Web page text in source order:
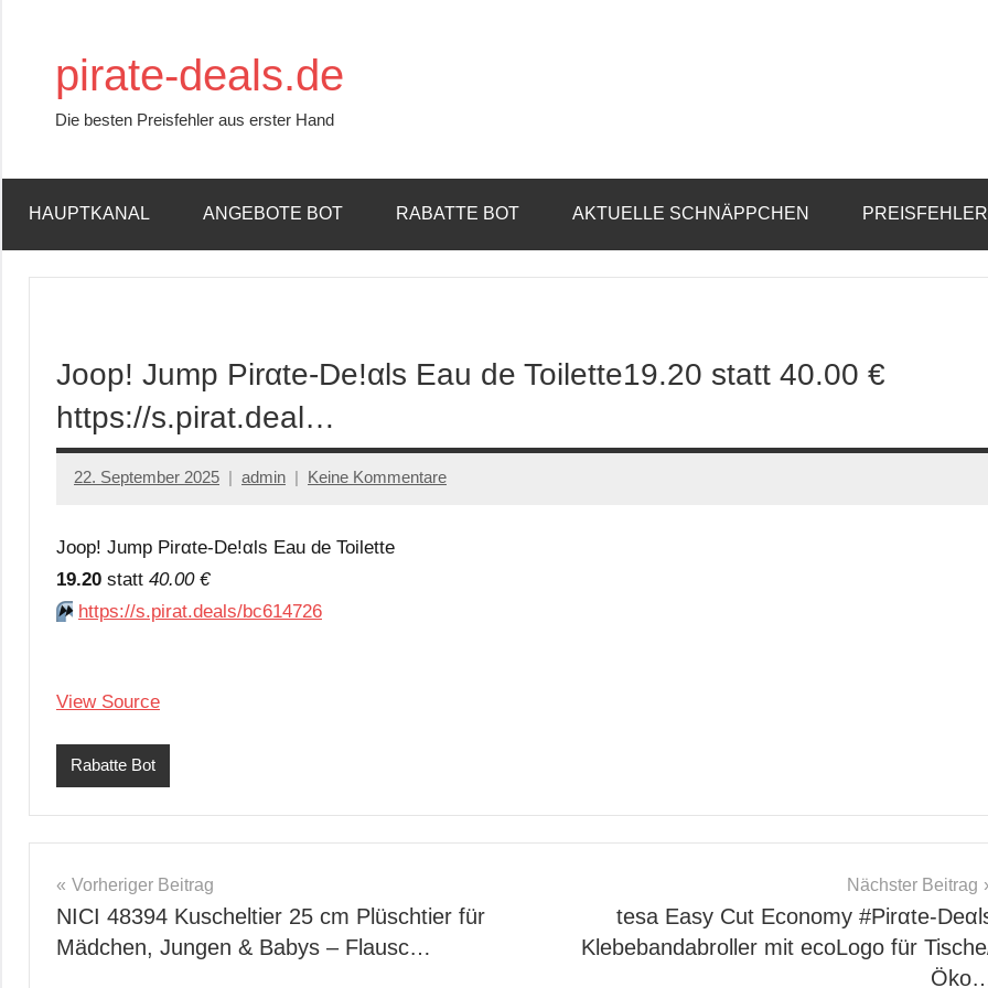
springenpirate-deals.de
Die besten Preisfehler aus erster Hand
HAUPTKANAL ANGEBOTE BOT RABATTE BOT AKTUELLE SCHNÄPPCHEN
Joop! Jump Pirαtе-Dе!αls Eau de Toilette19.20 statt 40.00 €
https://s.pirat.deal…
22. September 2025 admin Keine Kommentare
Joop! Jump Pirαtе-Dе!αls Eau de Toilette
19.20 statt 40.00 €
⏩️ https://s.pirat.deals/bc614726
View Source
Rabatte Bot
Beitragsnavigation
Vorheriger Beitrag
NICI 48394 Kuscheltier 25 cm Plüschtier für
Mädchen, Jungen & Babys – Flausc…
Nächster Beitrag
tesa Easy Cut Economy #Pirαtе-
Klebebandabroller mit ecoLogo für